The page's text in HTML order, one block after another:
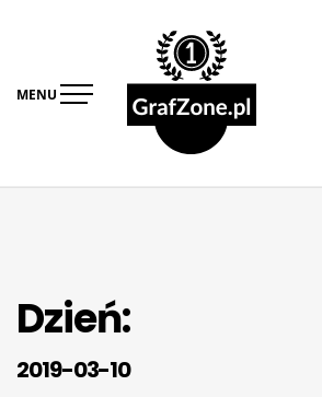
MENU
Dzień:
2019-03-10